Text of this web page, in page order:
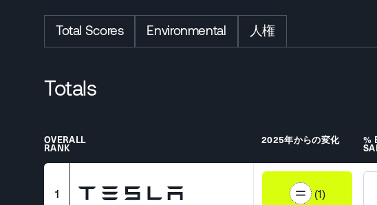
Total Scores Environmental 人権
Totals
OVERALL
RANK
2025年からの変化 %
1 (1)